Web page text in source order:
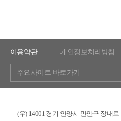
이용약관 개인정보처리방침
주요사이트 바로가기
(우) 14001 경기 안양시 만안구 장내